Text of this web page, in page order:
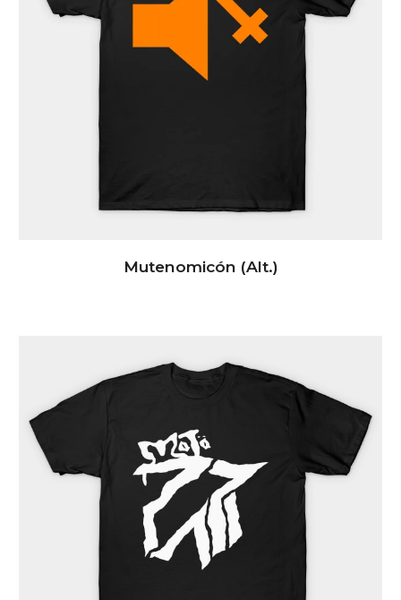
Mutenomicón (Alt.)